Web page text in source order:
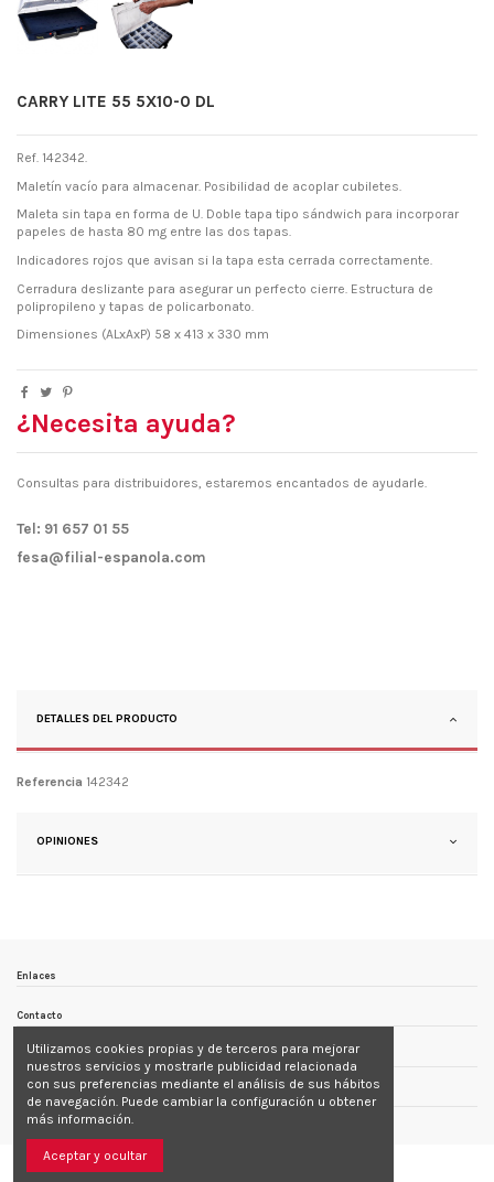
CARRY LITE 55 5X10-0 DL
Ref. 142342.
Maletín vacío para almacenar. Posibilidad de acoplar cubiletes.
Maleta sin tapa en forma de U. Doble tapa tipo sándwich para incorporar
papeles de hasta 80 mg entre las dos tapas.
Indicadores rojos que avisan si la tapa esta cerrada correctamente.
Cerradura deslizante para asegurar un perfecto cierre. Estructura de
polipropileno y tapas de policarbonato.
Dimensiones (ALxAxP) 58 x 413 x 330 mm
¿Necesita ayuda?
Consultas para distribuidores, estaremos encantados de ayudarle.
Tel: 91 657 01 55
fesa@filial-espanola.com
DETALLES DEL PRODUCTO
Referencia 142342
OPINIONES
Enlaces
Contacto
Follow us
Utilizamos cookies propias y de terceros para mejorar
nuestros servicios y mostrarle publicidad relacionada
con sus preferencias mediante el análisis de sus hábitos
de navegación. Puede cambiar la configuración u obtener
más información.
Aceptar y ocultar